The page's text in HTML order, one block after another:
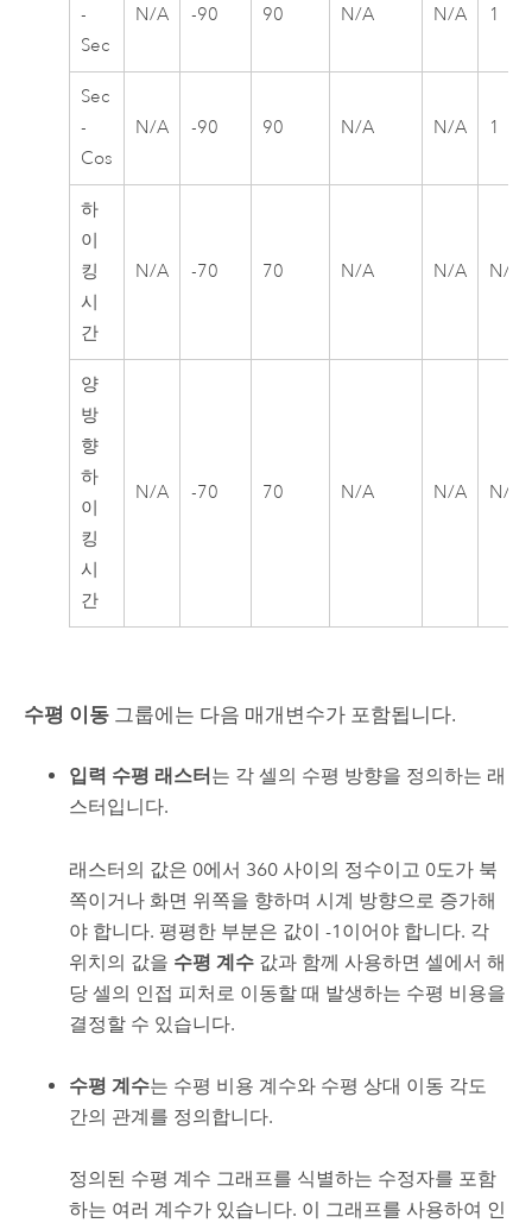
-
Sec
N/A -90 90 N/A N/A 1
Sec
-
Cos
N/A -90 90 N/A N/A 1
하
이
킹
시
간
N/A -70 70 N/A N/A N/A
양
방
향
하
이
킹
시
간
N/A -70 70 N/A N/A N/A
수평 이동그룹에는 다음 매개변수가 포함됩니다.
입력 수평 래스터 는 각 셀의 수평 방향을 정의하는 래
스터입니다.
래스터의 값은 0에서 360 사이의 정수이고 0도가 북
쪽이거나 화면 위쪽을 향하며 시계 방향으로 증가해
야 합니다. 평평한 부분은 값이 -1이어야 합니다. 각
위치의 값을 수평 계수 값과 함께 사용하면 셀에서 해
당 셀의 인접 피처로 이동할 때 발생하는 수평 비용을
결정할 수 있습니다.
수평 계수는 수평 비용 계수와 수평 상대 이동 각도
간의 관계를 정의합니다.
정의된 수평 계수 그래프를 식별하는 수정자를 포함
하는 여러 계수가 있습니다. 이 그래프를 사용하여 인